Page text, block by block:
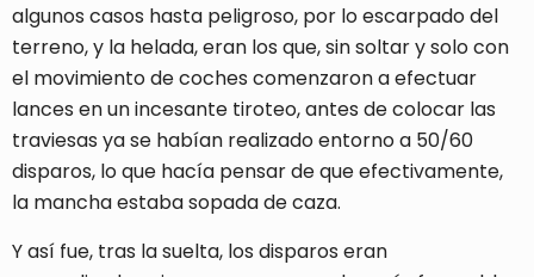
algunos casos hasta peligroso, por lo escarpado del
terreno, y la helada, eran los que, sin soltar y solo con
el movimiento de coches comenzaron a efectuar
lances en un incesante tiroteo, antes de colocar las
traviesas ya se habían realizado entorno a 50/60
disparos, lo que hacía pensar de que efectivamente,
la mancha estaba sopada de caza.
Y así fue, tras la suelta, los disparos eran